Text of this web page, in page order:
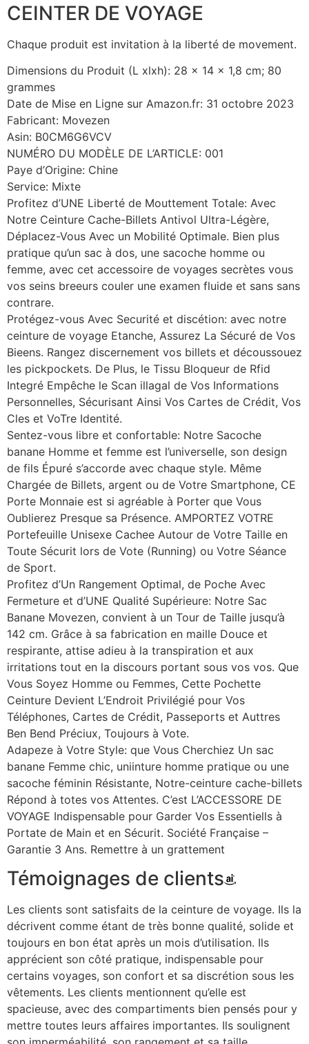
CEINTER DE VOYAGE
Chaque produit est invitation à la liberté de movement.
Dimensions du Produit (L xlxh): 28 x 14 x 1,8 cm; 80
grammes
Date de Mise en Ligne sur Amazon.fr: 31 octobre 2023
Fabricant: Movezen
Asin: B0CM6G6VCV
NUMÉRO DU MODÈLE DE L’ARTICLE: 001
Paye d’Origine: Chine
Service: Mixte
Profitez d’UNE Liberté de Mouttement Totale: Avec
Notre Ceinture Cache-Billets Antivol Ultra-Légère,
Déplacez-Vous Avec un Mobilité Optimale. Bien plus
pratique qu’un sac à dos, une sacoche homme ou
femme, avec cet accessoire de voyages secrètes vous
vos seins breeurs couler une examen fluide et sans sans
contrare.
Protégez-vous Avec Securité et discétion: avec notre
ceinture de voyage Etanche, Assurez La Sécuré de Vos
Bieens. Rangez discernement vos billets et découssouez
les pickpockets. De Plus, le Tissu Bloqueur de Rfid
Integré Empêche le Scan illagal de Vos Informations
Personnelles, Sécurisant Ainsi Vos Cartes de Crédit, Vos
Cles et VoTre Identité.
Sentez-vous libre et confortable: Notre Sacoche
banane Homme et femme est l’universelle, son design
de fils Épuré s’accorde avec chaque style. Même
Chargée de Billets, argent ou de Votre Smartphone, CE
Porte Monnaie est si agréable à Porter que Vous
Oublierez Presque sa Présence. AMPORTEZ VOTRE
Portefeuille Unisexe Cachee Autour de Votre Taille en
Toute Sécurit lors de Vote (Running) ou Votre Séance
de Sport.
Profitez d’Un Rangement Optimal, de Poche Avec
Fermeture et d’UNE Qualité Supérieure: Notre Sac
Banane Movezen, convient à un Tour de Taille jusqu’à
142 cm. Grâce à sa fabrication en maille Douce et
respirante, attise adieu à la transpiration et aux
irritations tout en la discours portant sous vos vos. Que
Vous Soyez Homme ou Femmes, Cette Pochette
Ceinture Devient L’Endroit Privilégié pour Vos
Téléphones, Cartes de Crédit, Passeports et Auttres
Ben Bend Préciux, Toujours à Vote.
Adapeze à Votre Style: que Vous Cherchiez Un sac
banane Femme chic, uniinture homme pratique ou une
sacoche féminin Résistante, Notre-ceinture cache-billets
Répond à totes vos Attentes. C’est L’ACCESSORE DE
VOYAGE Indispensable pour Garder Vos Essentiells à
Portate de Main et en Sécurit. Société Française –
Garantie 3 Ans. Remettre à un grattement
Témoignages de clients
Les clients sont satisfaits de la ceinture de voyage. Ils la
décrivent comme étant de très bonne qualité, solide et
toujours en bon état après un mois d’utilisation. Ils
apprécient son côté pratique, indispensable pour
certains voyages, son confort et sa discrétion sous les
vêtements. Les clients mentionnent qu’elle est
spacieuse, avec des compartiments bien pensés pour y
mettre toutes leurs affaires importantes. Ils soulignent